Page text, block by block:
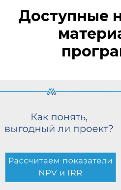
Доступные